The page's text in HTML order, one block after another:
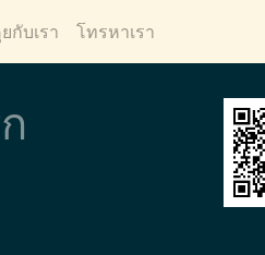
กับเรา โทรหาเรา